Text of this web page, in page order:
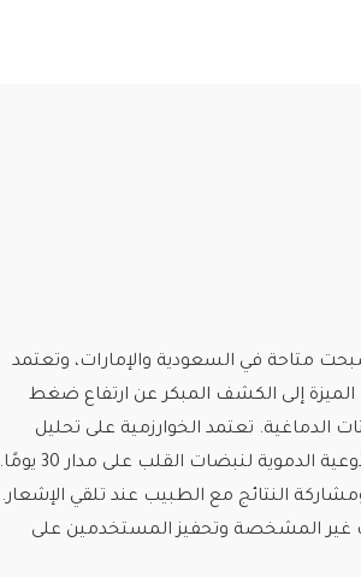
متاحة في السعودية والإمارات، وتعتمد
إلى الكشف المبكر عن ارتفاع ضغط
تعتمد الخوارزمية على تحليل
بيانات مستشعر القلب البصري وتقييم استجابة الأوعية الدموية لنبضات القلب على مدار 30 يومًا.
النتائج مع الطبيب عند تلقي الإشعار.
غير المشخصة وتحفيز المستخدمين على